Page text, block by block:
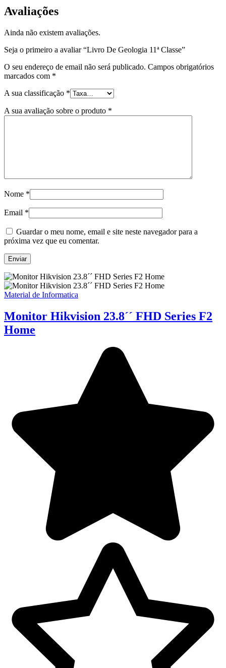
Avaliações
Ainda não existem avaliações.
Seja o primeiro a avaliar “Livro De Geologia 11ª Classe”
O seu endereço de email não será publicado. Campos obrigatórios
marcados com *
A sua classificação *
A sua avaliação sobre o produto *
Nome *
Email *
Guardar o meu nome, email e site neste navegador para a
próxima vez que eu comentar.
Material de Informatica
Monitor Hikvision 23.8´´ FHD Series F2
Home